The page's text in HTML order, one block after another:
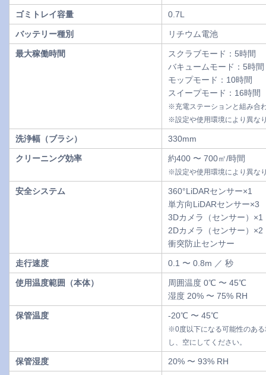
ゴミトレイ容量 0.7L
バッテリー種別 リチウム電池
最大稼働時間
スクラブモード：5時間
バキュームモード：5時間
モップモード：10時間
スイープモード：16時間
※充電ステーションと組み合
※設定や使用環境により異な
洗浄幅（ブラシ） 330mm
クリーニング効率 約400 〜 700㎡/時間
※設定や使用環境により異な
安全システム
360°LiDARセンサー×1
単方向LiDARセンサー×3
3Dカメラ（センサー）×1
2Dカメラ（センサー）×2
衝突防止センサー
走行速度 0.1 〜 0.8m ／ 秒
使用温度範囲（本体）
周囲温度 0℃ 〜 45℃
湿度 20% 〜 75% RH
保管温度 -20℃ 〜 45℃
※0度以下になる可能性のあ
し、空にしてください。
保管湿度 20% 〜 93% RH